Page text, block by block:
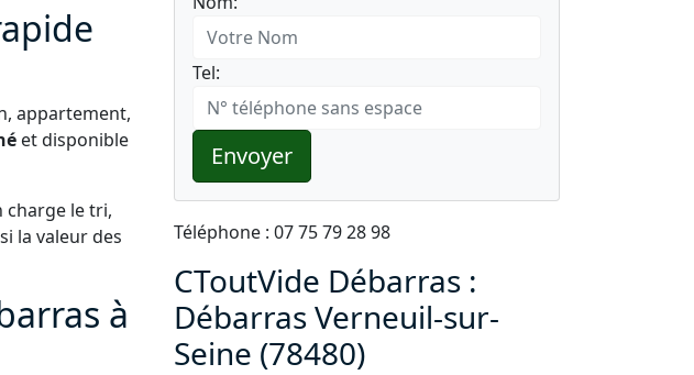
appartement,
et disponible
charge le tri,
si la valeur des
à
Tel:
Envoyer
Téléphone : 07 75 79 28 98
CToutVide Débarras :
Débarras Verneuil-sur-
Seine (78480)